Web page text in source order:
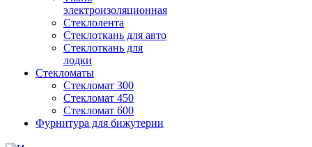
электроизоляционная
Стеклолента
Стеклоткань для авто
Стеклоткань для
лодки
Стекломаты
Стекломат 300
Стекломат 450
Стекломат 600
Фурнитура для бижутерии